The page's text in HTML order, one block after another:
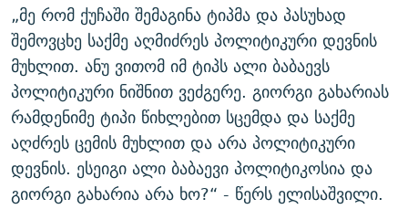
„მე რომ ქუჩაში შემაგინა ტიპმა და პასუხად
შემოვცხე საქმე აღმიძრეს პოლიტიკური დევნის
მუხლით. ანუ ვითომ იმ ტიპს ალი ბაბაევს
პოლიტიკური ნიშნით ვეძგერე. გიორგი გახარიას
რამდენიმე ტიპი წიხლებით სცემდა და საქმე
აღძრეს ცემის მუხლით და არა პოლიტიკური
დევნის. ესეიგი ალი ბაბაევი პოლიტიკოსია და
გიორგი გახარია არა ხო?“ - წერს ელისაშვილი.